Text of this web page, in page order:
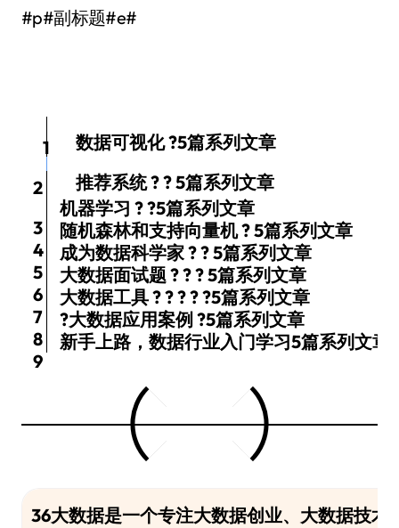
#p#副标题#e#
1 数据可视化 ?5篇系列文章
2 推荐系统 ? ? 5篇系列文章
3
机器学习 ? ?5篇系列文章
4
随机森林和支持向量机 ? 5篇系列文章
5
成为数据科学家 ? ? 5篇系列文章
6
大数据面试题 ? ? ? 5篇系列文章
7
大数据工具 ? ? ? ? ?5篇系列文章
8
?大数据应用案例 ?5篇系列文章
9
新手上路，数据行业入门学习5篇系列文章
36大数据是一个专注大数据创业、大数据技术